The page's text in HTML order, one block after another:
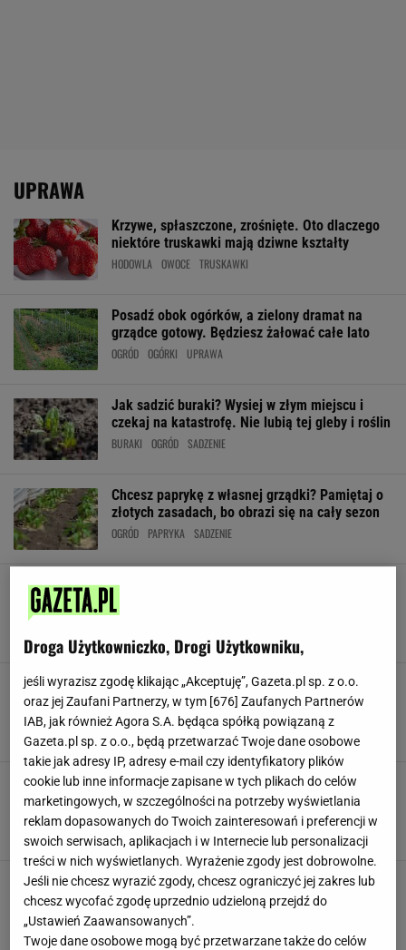
UPRAWA
Krzywe, spłaszczone, zrośnięte. Oto dlaczego
niektóre truskawki mają dziwne kształty
HODOWLA OWOCE TRUSKAWKI
Posadź obok ogórków, a zielony dramat na
grządce gotowy. Będziesz żałować całe lato
OGRÓD OGÓRKI UPRAWA
Jak sadzić buraki? Wysiej w złym miejscu i
czekaj na katastrofę. Nie lubią tej gleby i roślin
BURAKI OGRÓD SADZENIE
Chcesz paprykę z własnej grządki? Pamiętaj o
złotych zasadach, bo obrazi się na cały sezon
OGRÓD PAPRYKA SADZENIE
Nie przeszkadza mi brak ogródka. Warzywa
zazdrością
BALKON UPRAWA UPRAWA WARZYW
Kiedy sadzić koper? Lepiej wiedzieć wcześniej.
Później zostaje tylko zazdrość plonami
sąsiadów
KOPEREK SADZENIE UPRAWA
Kiedy sadzić fasolkę szparagową? Wystarczy
dobry grunt i zasada 5:30. Sąsiedzi
pozazdroszczą zbioru
FASOLKA FASOLKA SZPARAGOWA SADZENIE
Bratowa zdradziła mi, kiedy siać cukinię na
rozsadę. Pilnuje terminu i ma ogród pełen
warzyw
CUKINIA OGRÓD UPRAWA
Droga Użytkowniczko, Drogi Użytkowniku,
jeśli wyrazisz zgodę klikając „Akceptuję”, Gazeta.pl sp. z o.o.
oraz jej Zaufani Partnerzy, w tym [676] Zaufanych Partnerów
IAB, jak również Agora S.A. będąca spółką powiązaną z
Gazeta.pl sp. z o.o., będą przetwarzać Twoje dane osobowe
takie jak adresy IP, adresy e-mail czy identyfikatory plików
cookie lub inne informacje zapisane w tych plikach do celów
marketingowych, w szczególności na potrzeby wyświetlania
reklam dopasowanych do Twoich zainteresowań i preferencji w
swoich serwisach, aplikacjach i w Internecie lub personalizacji
treści w nich wyświetlanych. Wyrażenie zgody jest dobrowolne.
Jeśli nie chcesz wyrazić zgody, chcesz ograniczyć jej zakres lub
chcesz wycofać zgodę uprzednio udzieloną przejdź do
„Ustawień Zaawansowanych”.
Twoje dane osobowe mogą być przetwarzane także do celów